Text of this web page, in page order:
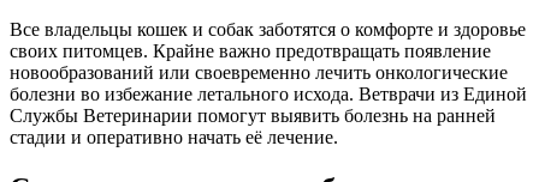
Все владельцы кошек и собак заботятся о комфорте и здоровье
своих питомцев. Крайне важно предотвращать появление
новообразований или своевременно лечить онкологические
болезни во избежание летального исхода. Ветврачи из Единой
Службы Ветеринарии помогут выявить болезнь на ранней
стадии и оперативно начать её лечение.